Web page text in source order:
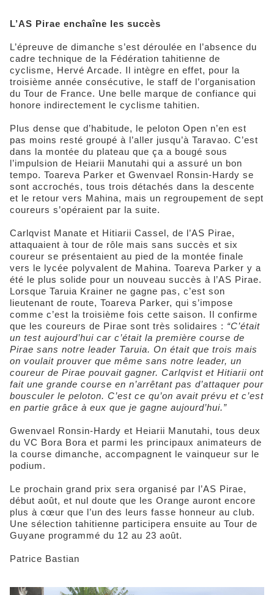
L’AS Pirae enchaîne les succès
L’épreuve de dimanche s’est déroulée en l’absence du
cadre technique de la Fédération tahitienne de
cyclisme, Hervé Arcade. Il intègre en effet, pour la
troisième année consécutive, le staff de l’organisation
du Tour de France. Une belle marque de confiance qui
honore indirectement le cyclisme tahitien.
Plus dense que d’habitude, le peloton Open n’en est
pas moins resté groupé à l’aller jusqu’à Taravao. C’est
dans la montée du plateau que ça a bougé sous
l’impulsion de Heiarii Manutahi qui a assuré un bon
tempo. Toareva Parker et Gwenvael Ronsin-Hardy se
sont accrochés, tous trois détachés dans la descente
et le retour vers Mahina, mais un regroupement de sept
coureurs s’opéraient par la suite.
Carlqvist Manate et Hitiarii Cassel, de l’AS Pirae,
attaquaient à tour de rôle mais sans succès et six
coureur se présentaient au pied de la montée finale
vers le lycée polyvalent de Mahina. Toareva Parker y a
été le plus solide pour un nouveau succès à l’AS Pirae.
Lorsque Taruia Krainer ne gagne pas, c’est son
lieutenant de route, Toareva Parker, qui s’impose
comme c’est la troisième fois cette saison. Il confirme
que les coureurs de Pirae sont très solidaires : “C’était
un test aujourd’hui car c’était la première course de
Pirae sans notre leader Taruia. On était que trois mais
on voulait prouver que même sans notre leader, un
coureur de Pirae pouvait gagner. Carlqvist et Hitiarii ont
fait une grande course en n’arrêtant pas d’attaquer pour
bousculer le peloton. C’est ce qu’on avait prévu et c’est
en partie grâce à eux que je gagne aujourd’hui.”
Gwenvael Ronsin-Hardy et Heiarii Manutahi, tous deux
du VC Bora Bora et parmi les principaux animateurs de
la course dimanche, accompagnent le vainqueur sur le
podium.
Le prochain grand prix sera organisé par l’AS Pirae,
début août, et nul doute que les Orange auront encore
plus à cœur que l’un des leurs fasse honneur au club.
Une sélection tahitienne participera ensuite au Tour de
Guyane programmé du 12 au 23 août.
Patrice Bastian